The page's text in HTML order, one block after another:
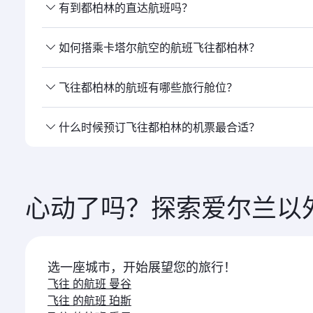
有到都柏林的直达航班吗？
是的，卡塔尔 航空运营直飞都柏林的航班。 您可通过
如何搭乘卡塔尔航空的航班飞往都柏林？
您可以 搭乘卡塔尔航空直飞都柏林。我们经由多哈
飞往都柏林的航班有哪些旅行舱位？
旅行舱位 的提供取决于航线和运营航班的航空公司
什么时候预订飞往都柏林的机票最合适？
心动了吗？探索爱尔兰以
选一座城市，开始展望您的旅行！
飞往 的航班 曼谷
飞往 的航班 珀斯